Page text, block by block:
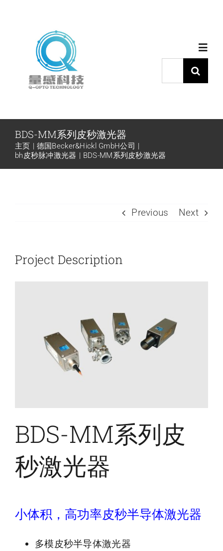
产品中心
代理品牌
新闻和活动
索：
BDS-MM系列皮秒激光器
主页
德国Becker&Hickl GmbH公司
bh皮秒脉冲激光器
BDS-MM系列皮秒激光器
Previous Next
Project Description
BDS-MM系列皮
秒激光器
小体积，高功率皮秒半导体激光器
多模皮秒半导体激光器